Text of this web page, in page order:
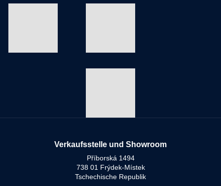
Verkaufsstelle und Showroom
Příborská 1494
738 01 Frýdek-Místek
Tschechische Republik